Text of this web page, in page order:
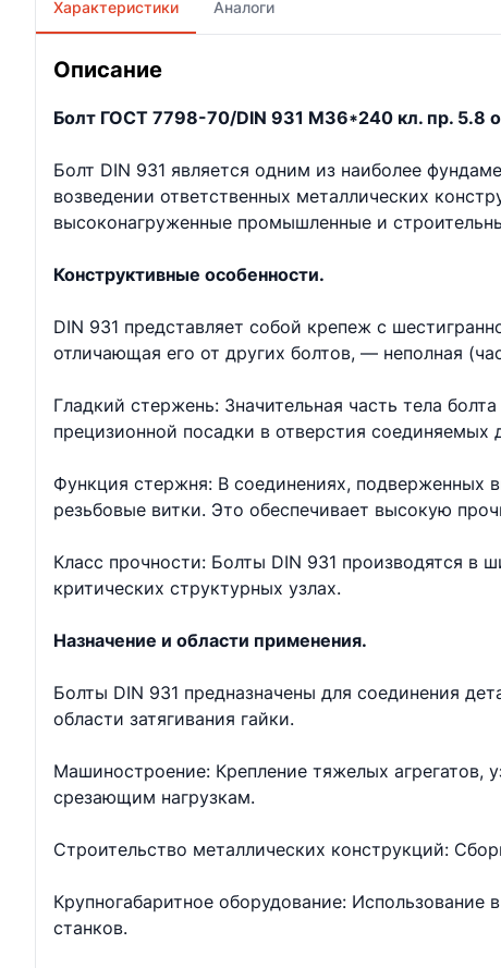
Характеристики Аналоги
Описание
Болт ГОСТ 7798-70/DIN 931 М36*240 кл. пр. 5.8
Болт DIN 931 является одним из наиболее
возведении ответственных металлических
высоконагруженные промышленные и
Конструктивные особенности.
DIN 931 представляет собой крепеж с
отличающая его от других болтов, — неполная
Гладкий стержень: Значительная часть тела
прецизионной посадки в отверстия соединяемых
Функция стержня: В соединениях, подверженных
резьбовые витки. Это обеспечивает высокую
Класс прочности: Болты DIN 931 производятся в
критических структурных узлах.
Назначение и области применения.
Болты DIN 931 предназначены для соединения
области затягивания гайки.
Машиностроение: Крепление тяжелых агрегатов,
срезающим нагрузкам.
Строительство металлических конструкций:
Крупногабаритное оборудование:
станков.